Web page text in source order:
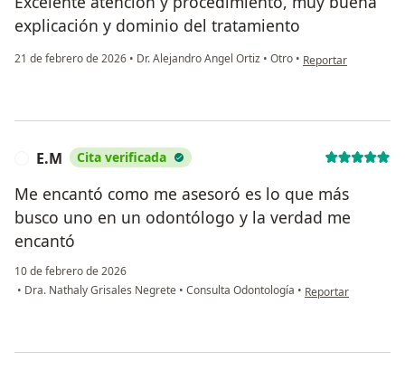
explicación y dominio del tratamiento
21 de febrero de 2026 • Dr. Alejandro Angel Ortiz • Otro • en opinión del
Reportar
E.M Cita verificada
Me encantó como me asesoró es lo que más
busco uno en un odontólogo y la verdad me
encantó
10 de febrero de 2026
• Dra. Nathaly Grisales Negrete • Consulta Odontología • en opinión del
Reportar